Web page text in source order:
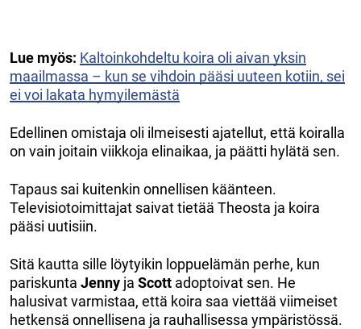
Lue myös: Kaltoinkohdeltu koira oli aivan yksin
maailmassa – kun se vihdoin pääsi uuteen kotiin, sei
ei voi lakata hymyilemästä
Edellinen omistaja oli ilmeisesti ajatellut, että koiralla
on vain joitain viikkoja elinaikaa, ja päätti hylätä sen.
Tapaus sai kuitenkin onnellisen käänteen.
Televisiotoimittajat saivat tietää Theosta ja koira
pääsi uutisiin.
Sitä kautta sille löytyikin loppuelämän perhe, kun
pariskunta Jenny ja Scott adoptoivat sen. He
halusivat varmistaa, että koira saa viettää viimeiset
hetkensä onnellisena ja rauhallisessa ympäristössä.